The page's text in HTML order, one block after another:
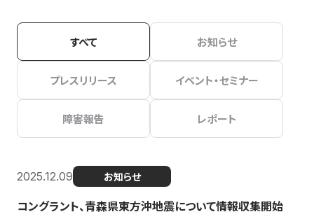
すべて お知らせ
プレスリリース イベント・セミナー
障害報告 レポート
2025.12.09 お知らせ
コングラント、青森県東方沖地震について情報収集開始